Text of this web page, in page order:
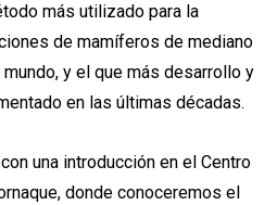
más utilizado para la
de mamíferos de mediano
y el que más desarrollo y
en las últimas décadas.
una introducción en el Centro
donde conoceremos el